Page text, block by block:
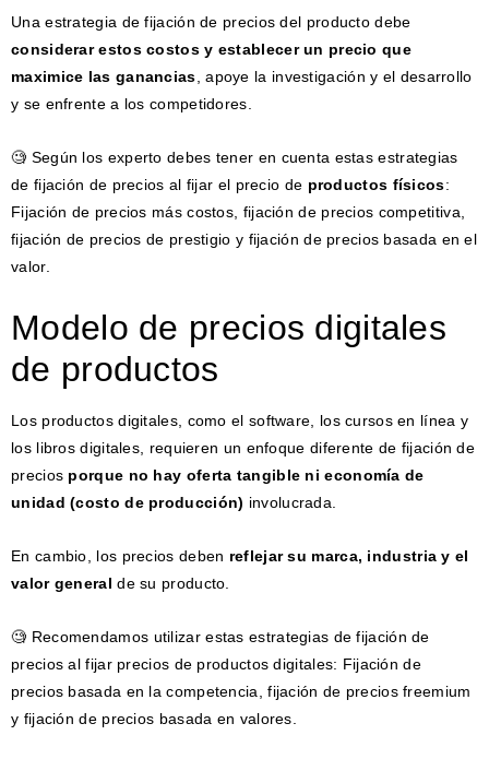
Una estrategia de fijación de precios del producto debe
considerar estos costos y establecer un precio que
maximice las ganancias , apoye la investigación y el desarrollo
y se enfrente a los competidores.
🧐 Según los experto debes tener en cuenta estas estrategias
de fijación de precios al fijar el precio de productos físicos:
Fijación de precios más costos, fijación de precios competitiva,
fijación de precios de prestigio y fijación de precios basada en el
valor.
Modelo de precios digitales
de productos
Los productos digitales, como el software, los cursos en línea y
los libros digitales, requieren un enfoque diferente de fijación de
precios porque no hay oferta tangible ni economía de
unidad (costo de producción) involucrada.
En cambio, los precios deben reflejar su marca, industria y el
valor generalde su producto.
🧐 Recomendamos utilizar estas estrategias de fijación de
precios al fijar precios de productos digitales: Fijación de
precios basada en la competencia, fijación de precios freemium
y fijación de precios basada en valores.